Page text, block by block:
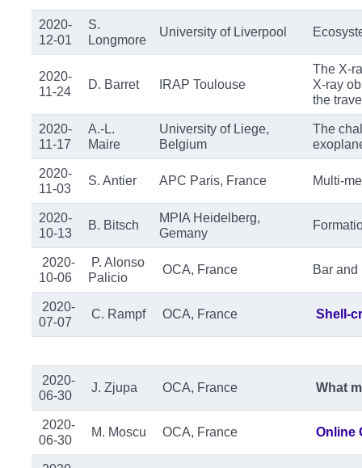
2020-
12-01
S.
Longmore
University of Liverpool
2020-
11-24
D. Barret IRAP Toulouse
The X-
X-ray
the
2020-
11-17
A.-L.
Maire
University of Liege,
Belgium
The
2020-
11-03
S. Antier APC Paris, France Multi-
2020-
10-13
B. Bitsch
MPIA Heidelberg,
Gemany
2020-
10-06
P. Alonso
Palicio
OCA, France Bar and
2020-
07-07
C. Rampf OCA, France Shell-
2020-
06-30
J. Zjupa OCA, France What
2020-
06-30
M. Moscu OCA, France Online